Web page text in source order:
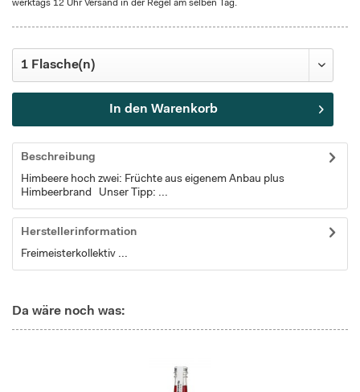
werktags 12 Uhr Versand in der Regel am selben Tag.
In den Warenkorb
Beschreibung
Himbeere hoch zwei: Früchte aus eigenem Anbau plus
Himbeerbrand Unser Tipp: ...
Herstellerinformation
Freimeisterkollektiv ...
Da wäre noch was: